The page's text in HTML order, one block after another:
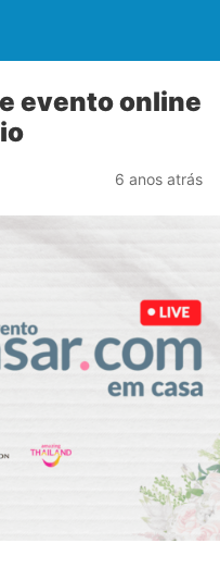
evento online
6 anos atrás